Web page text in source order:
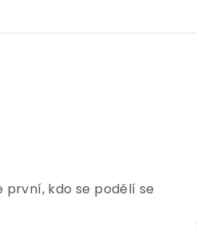
kdo se podělí se